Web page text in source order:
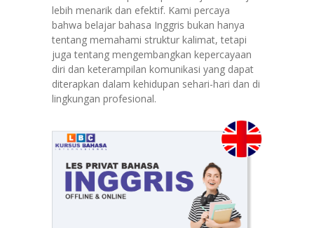
lebih menarik dan efektif. Kami percaya
bahwa belajar bahasa Inggris bukan hanya
tentang memahami struktur kalimat, tetapi
juga tentang mengembangkan kepercayaan
diri dan keterampilan komunikasi yang dapat
diterapkan dalam kehidupan sehari-hari dan di
lingkungan profesional.